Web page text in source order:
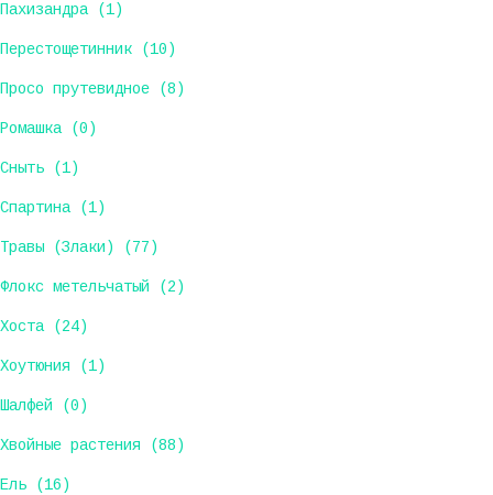
Пахизандра (1)
Перестощетинник (10)
Просо прутевидное (8)
Ромашка (0)
Сныть (1)
Спартина (1)
Травы (Злаки) (77)
Флокс метельчатый (2)
Хоста (24)
Хоутюния (1)
Шалфей (0)
Хвойные растения (88)
Ель (16)